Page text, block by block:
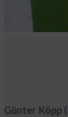
Günter Köpp